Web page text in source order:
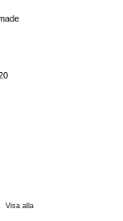
Visa alla